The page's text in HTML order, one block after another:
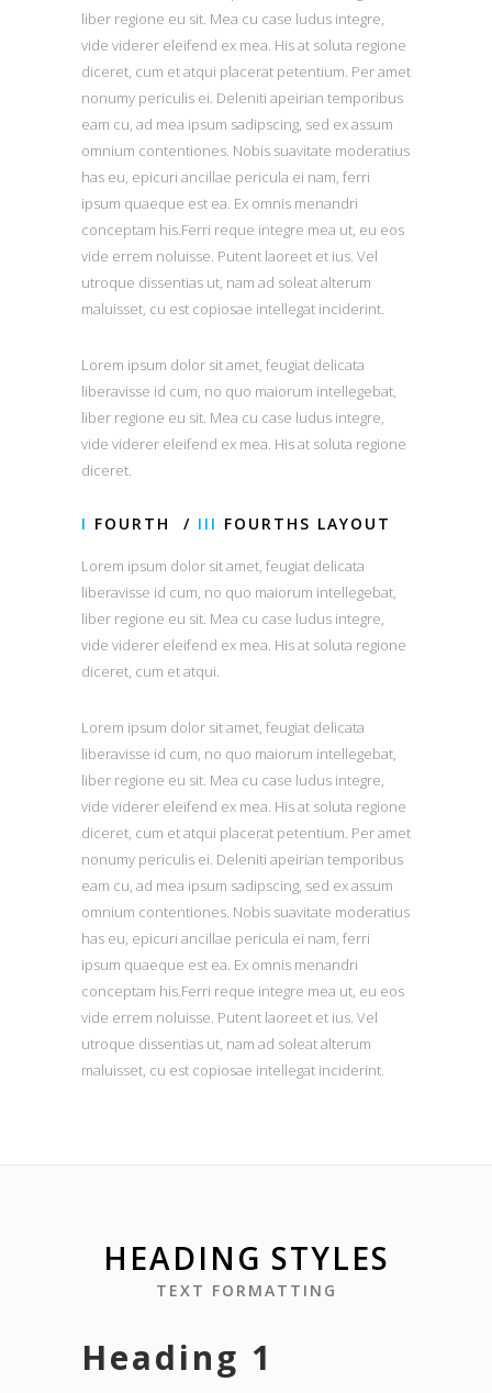
liber regione eu sit. Mea cu case ludus integre,
vide viderer eleifend ex mea. His at soluta regione
diceret, cum et atqui placerat petentium. Per amet
nonumy periculis ei. Deleniti apeirian temporibus
eam cu, ad mea ipsum sadipscing, sed ex assum
omnium contentiones. Nobis suavitate moderatius
has eu, epicuri ancillae pericula ei nam, ferri
ipsum quaeque est ea. Ex omnis menandri
conceptam his.Ferri reque integre mea ut, eu eos
vide errem noluisse. Putent laoreet et ius. Vel
utroque dissentias ut, nam ad soleat alterum
maluisset, cu est copiosae intellegat inciderint.
Lorem ipsum dolor sit amet, feugiat delicata
liberavisse id cum, no quo maiorum intellegebat,
liber regione eu sit. Mea cu case ludus integre,
vide viderer eleifend ex mea. His at soluta regione
diceret.
I FOURTH / III FOURTHS LAYOUT
Lorem ipsum dolor sit amet, feugiat delicata
liberavisse id cum, no quo maiorum intellegebat,
liber regione eu sit. Mea cu case ludus integre,
vide viderer eleifend ex mea. His at soluta regione
diceret, cum et atqui.
Lorem ipsum dolor sit amet, feugiat delicata
liberavisse id cum, no quo maiorum intellegebat,
liber regione eu sit. Mea cu case ludus integre,
vide viderer eleifend ex mea. His at soluta regione
diceret, cum et atqui placerat petentium. Per amet
nonumy periculis ei. Deleniti apeirian temporibus
eam cu, ad mea ipsum sadipscing, sed ex assum
omnium contentiones. Nobis suavitate moderatius
has eu, epicuri ancillae pericula ei nam, ferri
ipsum quaeque est ea. Ex omnis menandri
conceptam his.Ferri reque integre mea ut, eu eos
vide errem noluisse. Putent laoreet et ius. Vel
utroque dissentias ut, nam ad soleat alterum
maluisset, cu est copiosae intellegat inciderint.
HEADING STYLES
TEXT FORMATTING
Heading 1